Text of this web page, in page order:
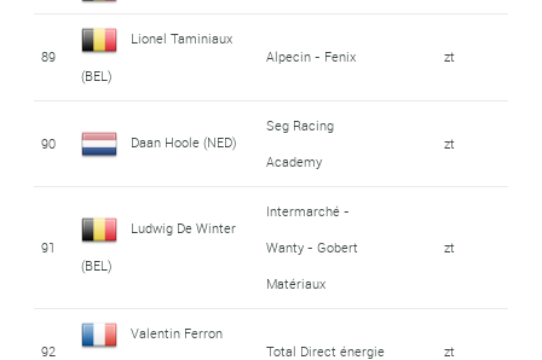
89
Lionel Taminiaux
(BEL)
Alpecin - Fenix zt
90 Daan Hoole (NED)
Seg Racing
Academy
zt
91
Ludwig De Winter
(BEL)
Intermarché -
Wanty - Gobert
Matériaux
zt
92
Valentin Ferron
Total Direct énergie zt